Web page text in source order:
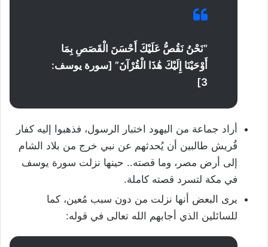
“نَحْنُ نَقُصُّ عَلَيْكَ أَحْسَنَ الْقَصَصِ بِمَا
أَوْحَيْنَا إِلَيْكَ هَٰذَا الْقُرْآنَ” [سورة يوسف:
3]
أراد جماعة من اليهود اختبار الرسول، فذهبوا إليه كفار
قُريش طالبين أن يُحدثهم عن نبي خرج من بلاد الشام
إلى أرض مصر، وما قصته.. حينها نزلت سورة يوسف
في مكة لتسرد قصته كاملة.
يرى البعض أنها نزلت من دون سبب مُعين، كما
للسائلين الذي أجابهم الله تعالى في قوله: